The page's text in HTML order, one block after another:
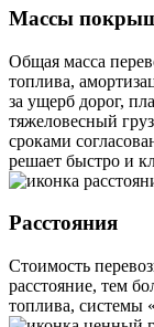
Массы
Общая масса
топлива,
за ущерб дорог,
тяжеловесный
сроками
решает быстро и
Расстояния
Стоимость
расстояние, тем
топлива, системы